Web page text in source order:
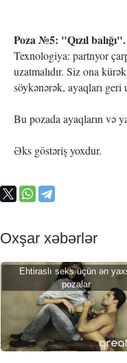
Poza №5: "Qızıl balığı".
Texnologiya: partnyor
uzatmalıdır. Siz ona
söykənərək, ayaqları geri
Bu pozada ayaqların və
Əks göstəriş yoxdur.
Oxşar xəbərlər
Ehtiraslı seks üçün ən
pozalar